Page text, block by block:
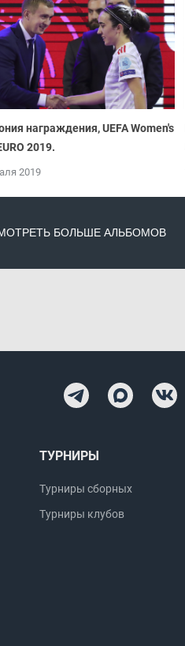
награждения, UEFA Women's
2019.
2019
БОЛЬШЕ АЛЬБОМОВ
ТУРНИРЫ
Турниры сборных
Турниры клубов